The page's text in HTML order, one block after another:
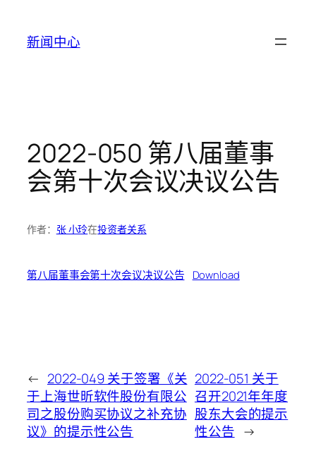
新闻中心
2022-050 第八届董事
会第十次会议决议公告
作者： 张 小玲在投资者关系
第八届董事会第十次会议决议公告 Download
← 2022-049 关于签署《关
于上海世昕软件股份有限公
司之股份购买协议之补充协
议》的提示性公告
2022-051 关于
召开2021年年度
股东大会的提示
性公告 →